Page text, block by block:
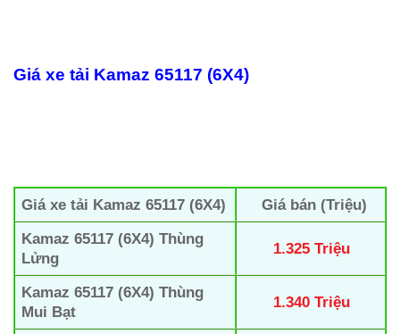
Giá xe tải Kamaz 65117 (6X4)
Giá xe tải Kamaz 65117 (6X4)
Giá bán (Triệu)
Kamaz 65117 (6X4)Thùng
Lửng
1.325 Triệu
Kamaz 65117 (6X4) Thùng
Mui Bạt
1.340 Triệu